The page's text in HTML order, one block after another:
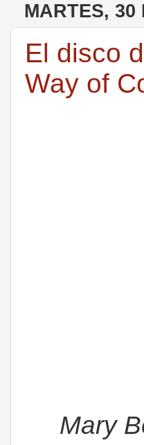
MARTES, 30
El disco
Way of
Mary